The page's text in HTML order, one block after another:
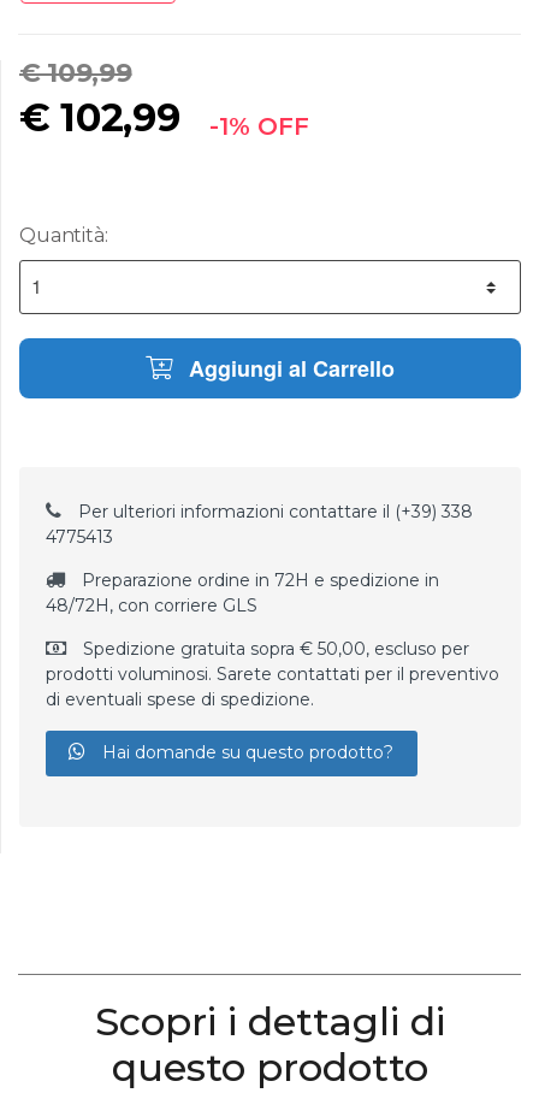
€ 109,99
€102,99 -1% OFF
Quantità:
Aggiungi al Carrello
Per ulteriori informazioni contattare il (+39) 338
4775413
Preparazione ordine in 72H e spedizione in
48/72H, con corriere GLS
Spedizione gratuita sopra € 50,00, escluso per
prodotti voluminosi. Sarete contattati per il preventivo
di eventuali spese di spedizione.
Hai domande su questo prodotto?
Scopri i dettagli di
questo prodotto